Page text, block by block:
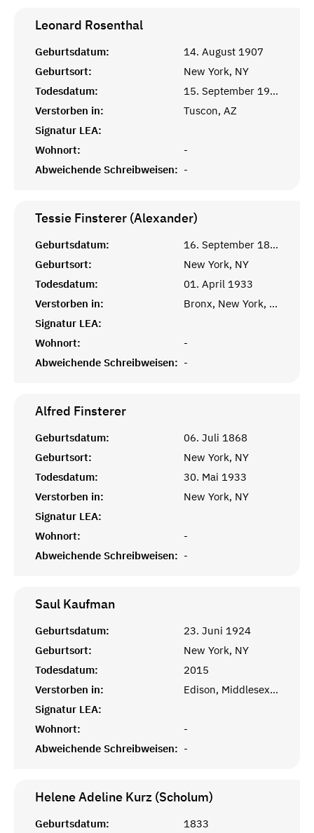
Leonard Rosenthal
Geburtsdatum:
14. August 1907
Geburtsort:
New York, NY
Todesdatum:
15. September 1999
Verstorben in:
Tuscon, AZ
Signatur LEA:
Wohnort:
-
Abweichende Schreibweisen: -
Tessie Finsterer (Alexander)
Geburtsdatum:
16. September 1871
Geburtsort:
New York, NY
Todesdatum:
01. April 1933
Verstorben in:
Bronx, New York, NY
Signatur LEA:
Wohnort:
-
Abweichende Schreibweisen: -
Alfred Finsterer
Geburtsdatum:
06. Juli 1868
Geburtsort:
New York, NY
Todesdatum:
30. Mai 1933
Verstorben in:
New York, NY
Signatur LEA:
Wohnort:
-
Abweichende Schreibweisen: -
Saul Kaufman
Geburtsdatum:
23. Juni 1924
Geburtsort:
New York, NY
Todesdatum:
2015
Verstorben in:
Edison, Middlesex, NJ
Signatur LEA:
Wohnort:
-
Abweichende Schreibweisen: -
Helene Adeline Kurz (Scholum)
Geburtsdatum: 1833